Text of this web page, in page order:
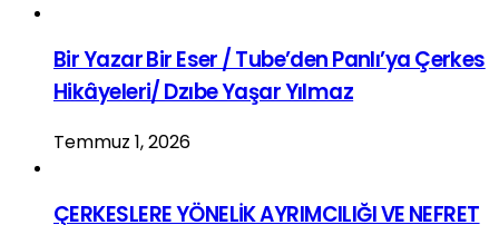
Bir Yazar Bir Eser / Tube’den Panlı’ya Çerkes
Hikâyeleri/ Dzıbe Yaşar Yılmaz
Temmuz 1, 2026
ÇERKESLERE YÖNELİK AYRIMCILIĞI VE NEFRET